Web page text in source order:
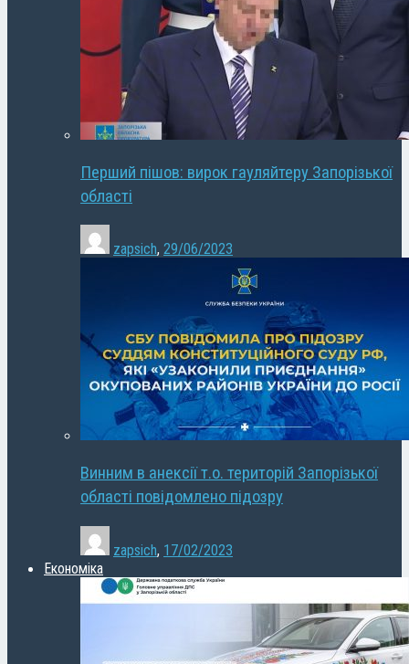
Перший пішов: вирок гауляйтеру Запорізької
області
zapsich, 29/06/2023
Винним в анексії т.о. територій Запорізької
області повідомлено підозру
zapsich, 17/02/2023
Економіка